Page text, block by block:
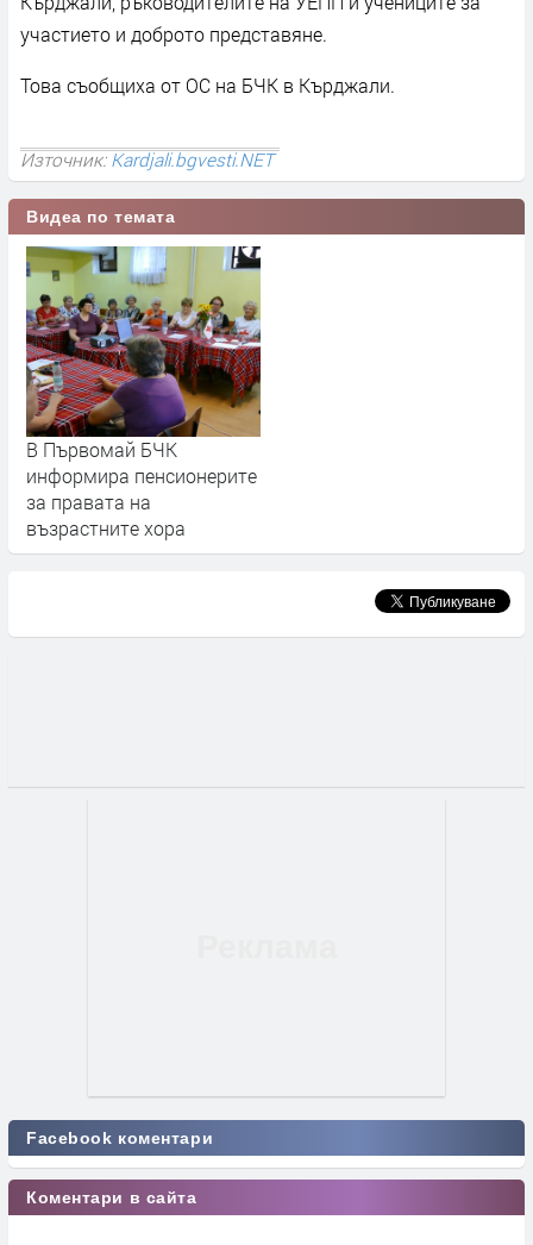
участието и доброто представяне.
Това съобщиха от ОС на БЧК в Кърджали.
Източник:Kardjali.bgvesti.NET
Видеа по темата
В Първомай БЧК
информира пенсионерите
за правата на
възрастните хора
Facebook коментари
Коментари в сайта